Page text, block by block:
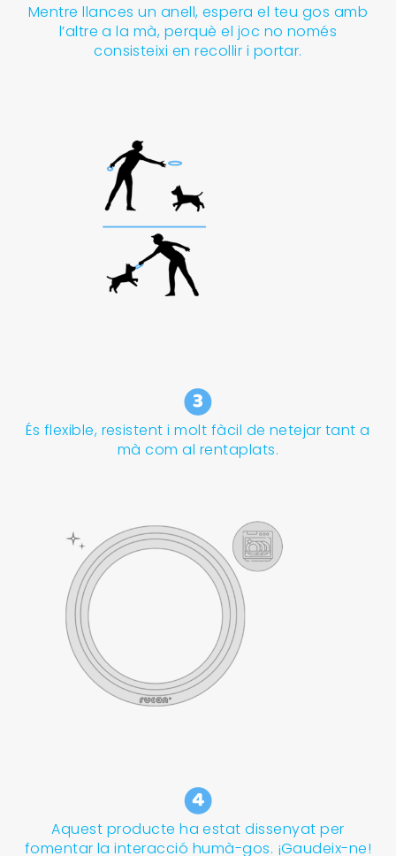
Mentre llances un anell, espera el teu gos amb
l’altre a la mà, perquè el joc no només
consisteixi en recollir i portar.
És flexible, resistent i molt fàcil de netejar tant a
mà com al rentaplats.
Aquest producte ha estat dissenyat per
fomentar la interacció humà-gos. ¡Gaudeix-ne!